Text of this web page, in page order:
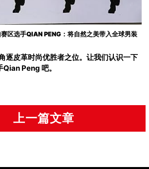
区选手QIAN PENG：将自然之美带入全球男装
逐皮革时尚优胜者之位。让我们认识一下
Peng 吧。
上一篇文章